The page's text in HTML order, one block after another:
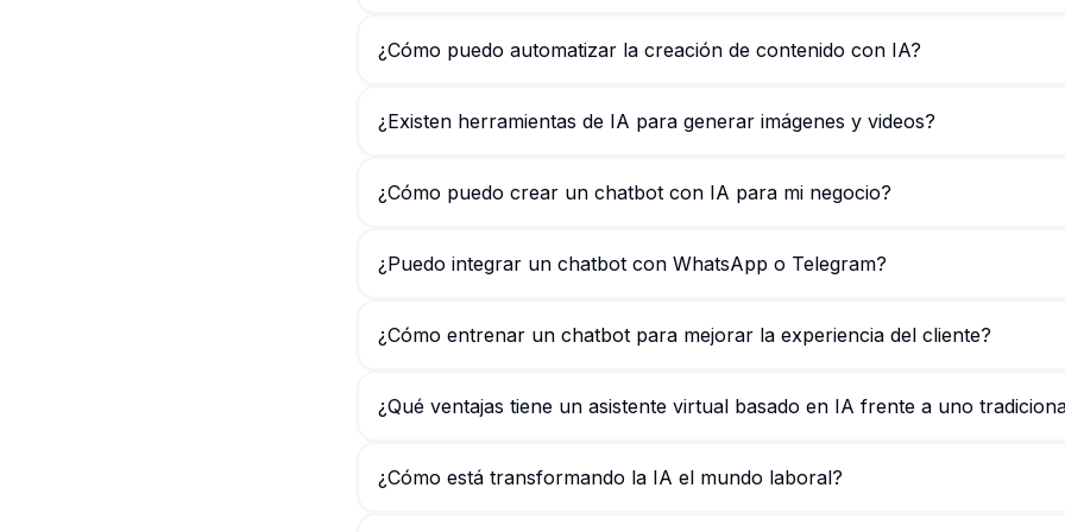
¿Cómo puedo automatizar la creación de contenido con IA?
¿Existen herramientas de IA para generar imágenes y videos?
¿Cómo puedo crear un chatbot con IA para mi negocio?
¿Puedo integrar un chatbot con WhatsApp o Telegram?
¿Cómo entrenar un chatbot para mejorar la experiencia del cliente?
¿Qué ventajas tiene un asistente virtual basado en IA frente a uno
¿Cómo está transformando la IA el mundo laboral?